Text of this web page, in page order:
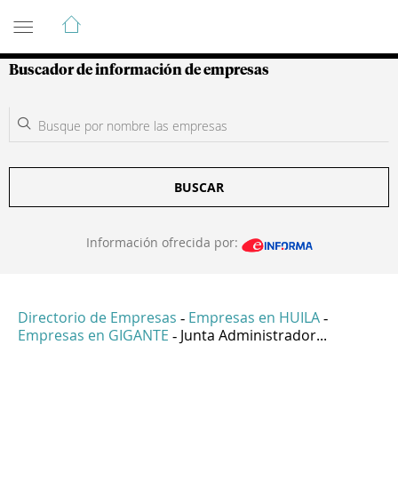
Guía de Empresas Colombianas
Buscador de información de empresas
BUSCAR
Información ofrecida por:
Directorio de Empresas - Empresas en HUILA -
Empresas en GIGANTE - Junta Administrador...